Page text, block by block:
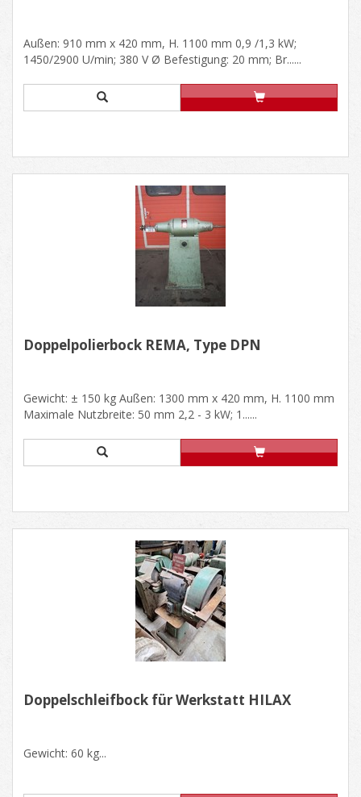
Außen: 910 mm x 420 mm, H. 1100 mm 0,9 /1,3 kW;
1450/2900 U/min; 380 V Ø Befestigung: 20 mm; Br......
Doppelpolierbock REMA, Type DPN
Gewicht: ± 150 kg Außen: 1300 mm x 420 mm, H. 1100 mm
Maximale Nutzbreite: 50 mm 2,2 - 3 kW; 1......
Doppelschleifbock für Werkstatt HILAX
Gewicht: 60 kg...